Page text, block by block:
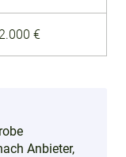
€
Anbieter,